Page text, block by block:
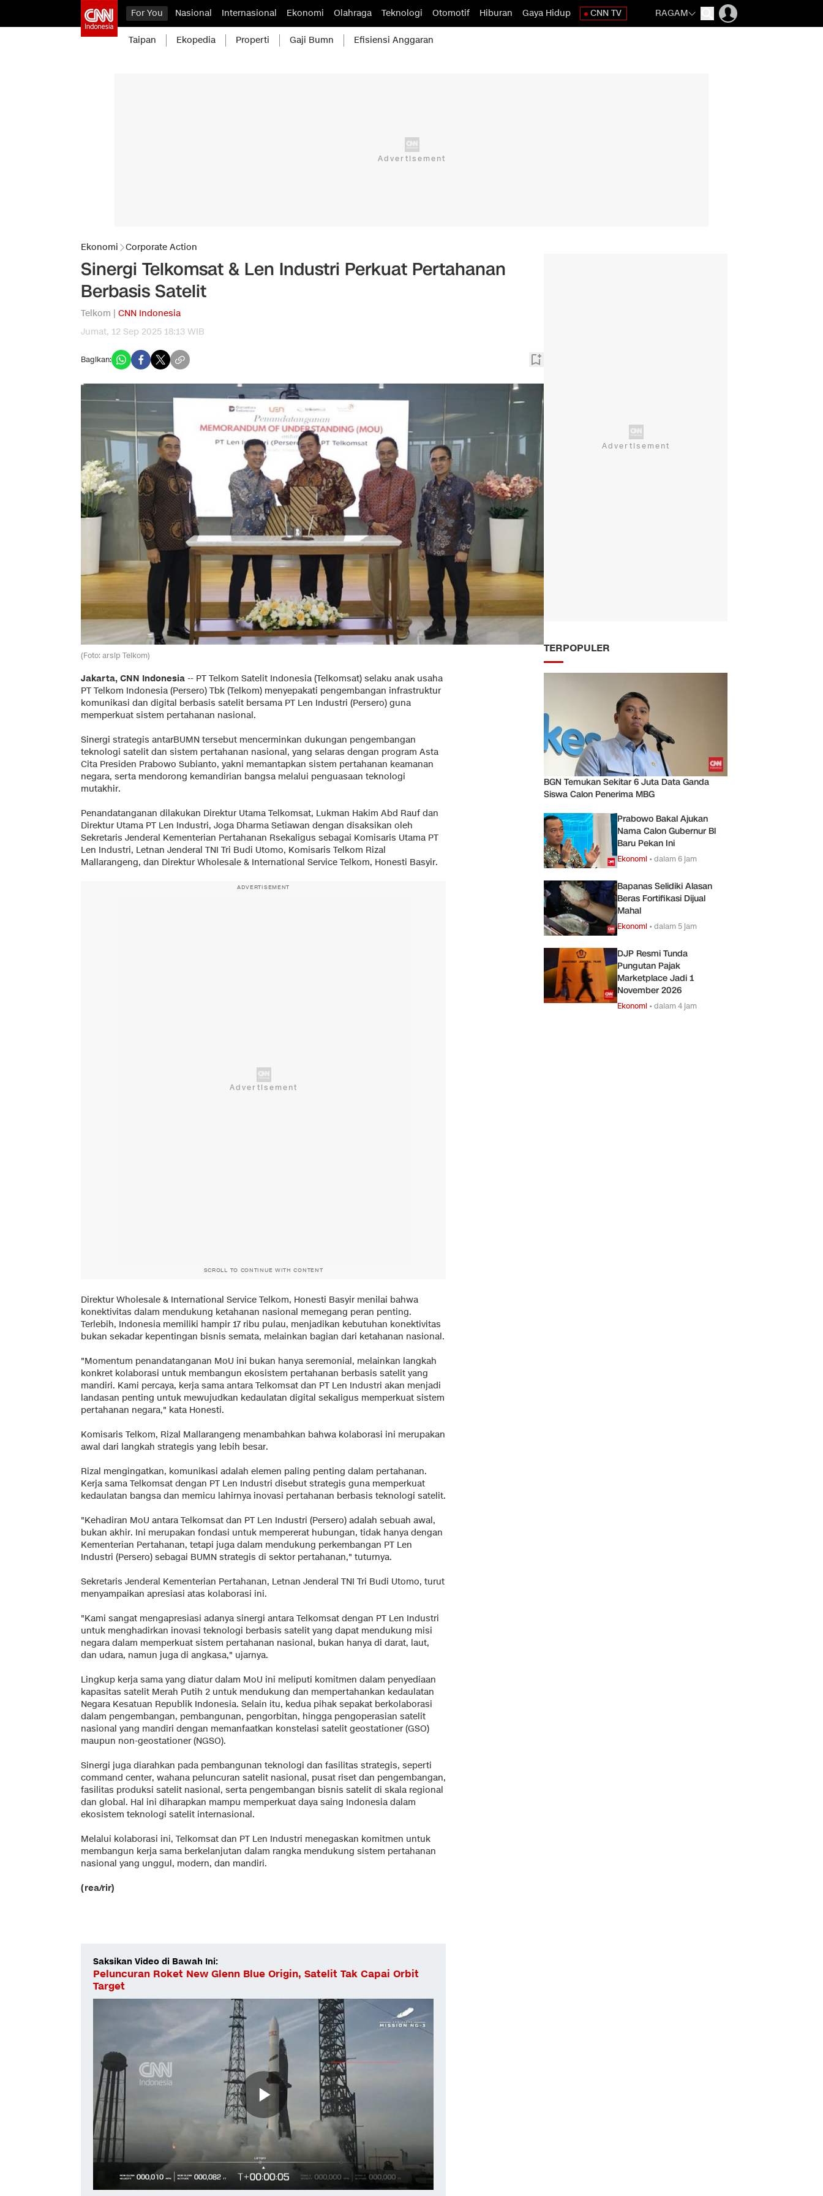
For You Nasional Internasional Ekonomi Olahraga Teknologi Otomotif Hiburan Gaya Hidup CNN TV RAGAM
Taipan Ekopedia Properti Gaji Bumn Efisiensi Anggaran
Ekonomi Corporate Action
Sinergi Telkomsat & Len Industri Perkuat Pertahanan
Berbasis Satelit
Telkom | CNN Indonesia
Jumat, 12 Sep 2025 18:13 WIB
Bagikan:
(Foto: arsip Telkom)
Jakarta, CNN Indonesia -- PT Telkom Satelit Indonesia (Telkomsat) selaku anak usaha
PT Telkom Indonesia (Persero) Tbk (Telkom) menyepakati pengembangan infrastruktur
komunikasi dan digital berbasis satelit bersama PT Len Industri (Persero) guna
memperkuat sistem pertahanan nasional.
Sinergi strategis antarBUMN tersebut mencerminkan dukungan pengembangan
teknologi satelit dan sistem pertahanan nasional, yang selaras dengan program Asta
Cita Presiden Prabowo Subianto, yakni memantapkan sistem pertahanan keamanan
negara, serta mendorong kemandirian bangsa melalui penguasaan teknologi
mutakhir.
Penandatanganan dilakukan Direktur Utama Telkomsat, Lukman Hakim Abd Rauf dan
Direktur Utama PT Len Industri, Joga Dharma Setiawan dengan disaksikan oleh
Sekretaris Jenderal Kementerian Pertahanan Rsekaligus sebagai Komisaris Utama PT
Len Industri, Letnan Jenderal TNI Tri Budi Utomo, Komisaris Telkom Rizal
Mallarangeng, dan Direktur Wholesale & International Service Telkom, Honesti Basyir.
ADVERTISEMENT
SCROLL TO CONTINUE WITH CONTENT
Direktur Wholesale & International Service Telkom, Honesti Basyir menilai bahwa
konektivitas dalam mendukung ketahanan nasional memegang peran penting.
Terlebih, Indonesia memiliki hampir 17 ribu pulau, menjadikan kebutuhan konektivitas
bukan sekadar kepentingan bisnis semata, melainkan bagian dari ketahanan nasional.
"Momentum penandatanganan MoU ini bukan hanya seremonial, melainkan langkah
konkret kolaborasi untuk membangun ekosistem pertahanan berbasis satelit yang
mandiri. Kami percaya, kerja sama antara Telkomsat dan PT Len Industri akan menjadi
landasan penting untuk mewujudkan kedaulatan digital sekaligus memperkuat sistem
pertahanan negara," kata Honesti.
Komisaris Telkom, Rizal Mallarangeng menambahkan bahwa kolaborasi ini merupakan
awal dari langkah strategis yang lebih besar.
Rizal mengingatkan, komunikasi adalah elemen paling penting dalam pertahanan.
Kerja sama Telkomsat dengan PT Len Industri disebut strategis guna memperkuat
kedaulatan bangsa dan memicu lahirnya inovasi pertahanan berbasis teknologi satelit.
"Kehadiran MoU antara Telkomsat dan PT Len Industri (Persero) adalah sebuah awal,
bukan akhir. Ini merupakan fondasi untuk mempererat hubungan, tidak hanya dengan
Kementerian Pertahanan, tetapi juga dalam mendukung perkembangan PT Len
Industri (Persero) sebagai BUMN strategis di sektor pertahanan," tuturnya.
Sekretaris Jenderal Kementerian Pertahanan, Letnan Jenderal TNI Tri Budi Utomo, turut
menyampaikan apresiasi atas kolaborasi ini.
"Kami sangat mengapresiasi adanya sinergi antara Telkomsat dengan PT Len Industri
untuk menghadirkan inovasi teknologi berbasis satelit yang dapat mendukung misi
negara dalam memperkuat sistem pertahanan nasional, bukan hanya di darat, laut,
dan udara, namun juga di angkasa," ujarnya.
Lingkup kerja sama yang diatur dalam MoU ini meliputi komitmen dalam penyediaan
kapasitas satelit Merah Putih 2 untuk mendukung dan mempertahankan kedaulatan
Negara Kesatuan Republik Indonesia. Selain itu, kedua pihak sepakat berkolaborasi
dalam pengembangan, pembangunan, pengorbitan, hingga pengoperasian satelit
nasional yang mandiri dengan memanfaatkan konstelasi satelit geostationer (GSO)
maupun non-geostationer (NGSO).
Sinergi juga diarahkan pada pembangunan teknologi dan fasilitas strategis, seperti
command center, wahana peluncuran satelit nasional, pusat riset dan pengembangan,
fasilitas produksi satelit nasional, serta pengembangan bisnis satelit di skala regional
dan global. Hal ini diharapkan mampu memperkuat daya saing Indonesia dalam
ekosistem teknologi satelit internasional.
Melalui kolaborasi ini, Telkomsat dan PT Len Industri menegaskan komitmen untuk
membangun kerja sama berkelanjutan dalam rangka mendukung sistem pertahanan
nasional yang unggul, modern, dan mandiri.
(rea/rir)
Saksikan Video di Bawah Ini:
Peluncuran Roket New Glenn Blue Origin, Satelit Tak Capai Orbit
Target
TERPOPULER
BGN Temukan Sekitar 6 Juta Data Ganda
Siswa Calon Penerima MBG
Prabowo Bakal Ajukan
Nama Calon Gubernur Bl
Baru Pekan Ini
Ekonomi •dalam 6 jam
Bapanas Selidiki Alasan
Beras Fortifikasi Dijual
Mahal
Ekonomi •dalam 5 jam
DJP Resmi Tunda
Pungutan Pajak
Marketplace Jadi 1
November 2026
Ekonomi •dalam 4 jam